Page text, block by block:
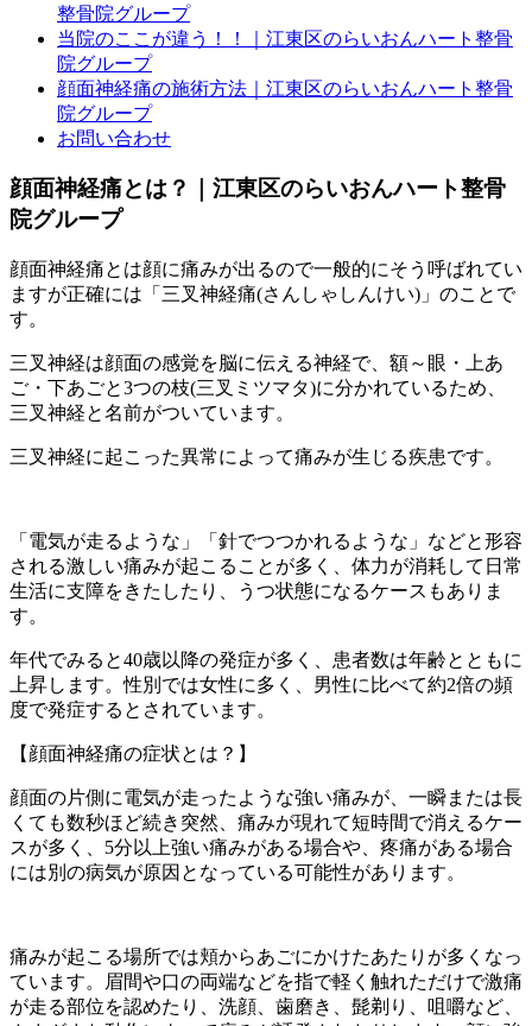
整骨院グループ
当院のここが違う！！｜江東区のらいおんハート整骨
院グループ
顔面神経痛の施術方法｜江東区のらいおんハート整骨
院グループ
お問い合わせ
顔面神経痛とは？｜江東区のらいおんハート整骨
院グループ
顔面神経痛とは顔に痛みが出るので一般的にそう呼ばれてい
ますが正確には「三叉神経痛(さんしゃしんけい)」のことで
す。
三叉神経は顔面の感覚を脳に伝える神経で、額～眼・上あ
ご・下あごと3つの枝(三叉ミツマタ)に分かれているため、
三叉神経と名前がついています。
三叉神経に起こった異常によって痛みが生じる疾患です。
「電気が走るような」「針でつつかれるような」などと形容
される激しい痛みが起こることが多く、体力が消耗して日常
生活に支障をきたしたり、うつ状態になるケースもありま
す。
年代でみると40歳以降の発症が多く、患者数は年齢とともに
上昇します。性別では女性に多く、男性に比べて約2倍の頻
度で発症するとされています。
【顔面神経痛の症状とは？】
顔面の片側に電気が走ったような強い痛みが、一瞬または長
くても数秒ほど続き突然、痛みが現れて短時間で消えるケー
スが多く、5分以上強い痛みがある場合や、疼痛がある場合
には別の病気が原因となっている可能性があります。
痛みが起こる場所では頬からあごにかけたあたりが多くなっ
ています。眉間や口の両端などを指で軽く触れただけで激痛
が走る部位を認めたり、洗顔、歯磨き、髭剃り、咀嚼など、